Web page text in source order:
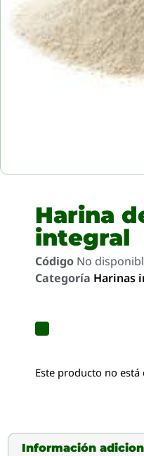
Harina
integral
Código No
Categoría Harinas
Este producto no
Información